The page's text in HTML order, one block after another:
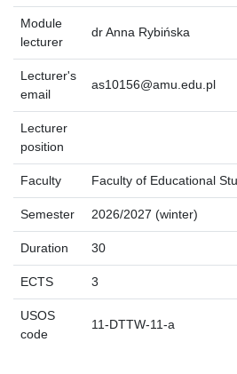
Module
lecturer
dr Anna Rybińska
Lecturer's
email
as10156@amu.edu.pl
Lecturer
position
Faculty Faculty of Educational
Semester 2026/2027 (winter)
Duration 30
ECTS 3
USOS
code
11-DTTW-11-a